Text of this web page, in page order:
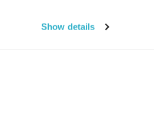
Show details